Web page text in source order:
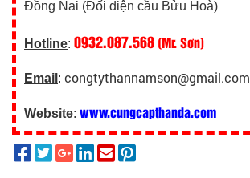
Đồng Nai (Đối diện cầu Bửu Hoà)
Hotline: 0932.087.568 (Mr. Sơn)
Email : congtythannamson@gmail.com
Website: www.cungcapthanda.com